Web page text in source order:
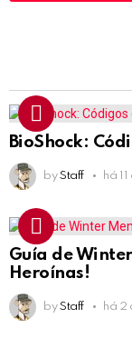
BioShock:
by Staff há
Guía de
Heroínas!
by Staff há 2